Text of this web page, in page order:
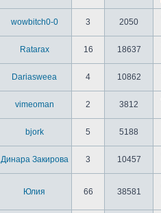
wowbitch0-0 3 2050
Ratarax 16 18637
Dariasweea 4 10862
vimeoman 2 3812
bjork 5 5188
Динара Закирова 3 10457
Юлия 66 38581